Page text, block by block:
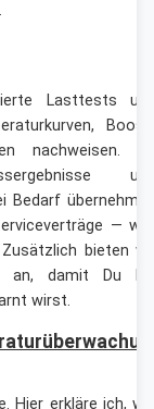
Lasttests
nachweisen.
Bedarf
—
bieten
an, damit Du
wirst.
Hier erkläre ich,